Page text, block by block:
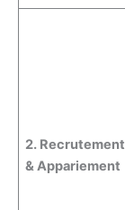
2. Recrutement
& Appariement